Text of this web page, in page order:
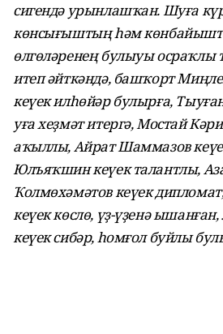
сигендә урынлашҡан. Шуға
көнсығыштың һәм
өлгөләренең булыуы осраҡлы
итеп әйткәндә, башҡорт
кеүек илһөйәр булырға,
уға хеҙмәт итергә, Мостай
аҡыллы, Айрат Шаммазов
Юлъяҡшин кеүек талантлы,
Ҡолмөхәмәтов кеүек
кеүек көслө, үҙ-үҙенә
кеүек сибәр, һомғол буйлы